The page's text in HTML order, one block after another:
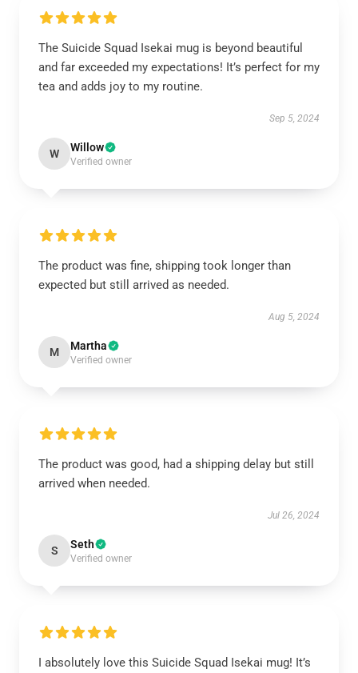
The Suicide Squad Isekai mug is beyond beautiful
and far exceeded my expectations! It’s perfect for my
tea and adds joy to my routine.
Sep 5, 2024
W Willow
Verified owner
The product was fine, shipping took longer than
expected but still arrived as needed.
Aug 5, 2024
M Martha
Verified owner
The product was good, had a shipping delay but still
arrived when needed.
Jul 26, 2024
S Seth
Verified owner
I absolutely love this Suicide Squad Isekai mug! It’s